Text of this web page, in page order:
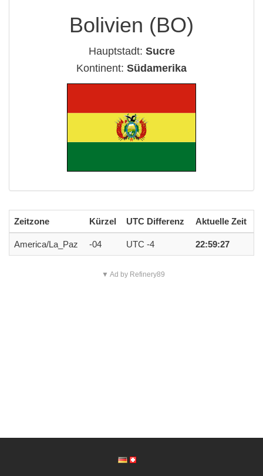
Bolivien (BO)
Hauptstadt: Sucre
Kontinent: Südamerika
Zeitzone Kürzel UTC Differenz Aktuelle Zeit
America/La_Paz -04 UTC -4 22:59:27
▼ Ad by Refinery89